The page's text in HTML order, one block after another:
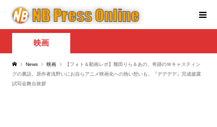
映画
News 映画
【フォト＆動画レポ】幾田りら＆あの、奇跡のＷキャスティン
グの裏話。原作者浅野いにお自らアニメ映画化への熱い想いも。『デデデデ』完成披露
試写会舞台挨拶